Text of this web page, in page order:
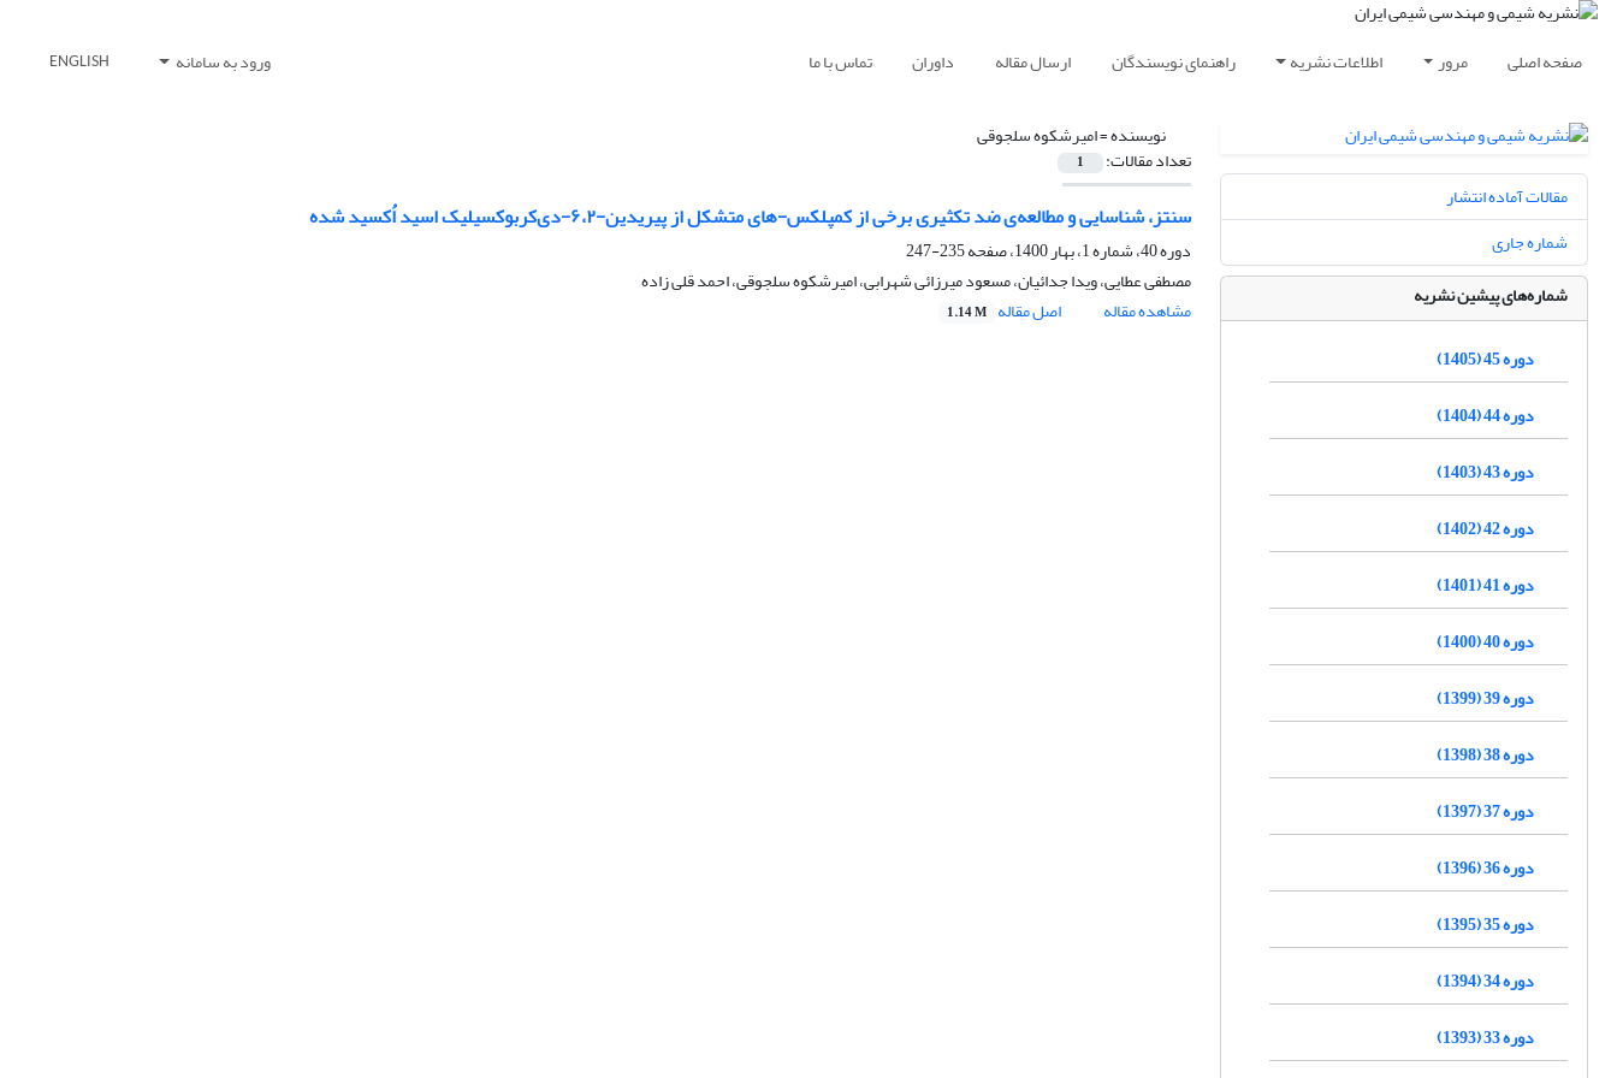
صفحه اصلی مرور اطلاعات نشریه راهنمای نویسندگان ارسال مقاله داوران تماس با ما ورود به سامانه ENGLISH
نویسنده =امیرشکوه سلجوقی
تعداد مقالات: 1
سنتز، شناسایی و مطالعه‌‌‌ی ضد ‌تکثیری برخی از کمپلکس-های متشکل از پیریدین-۶،۲-دی‌کربوکسیلیک اسید اُکسید شده
دوره 40، شماره 1، بهار 1400، صفحه
235-247
مصطفی عطایی، ویدا جدائیان، مسعود میرزائی شهرابی، امیرشکوه سلجوقی، احمد قلی زاده
مشاهده مقاله
اصل مقاله 1.14 M
مقالات آماده انتشار
شماره جاری
شماره‌های پیشین نشریه
دوره 45 (1405)
دوره 44 (1404)
دوره 43 (1403)
دوره 42 (1402)
دوره 41 (1401)
دوره 40 (1400)
دوره 39 (1399)
دوره 38 (1398)
دوره 37 (1397)
دوره 36 (1396)
دوره 35 (1395)
دوره 34 (1394)
دوره 33 (1393)